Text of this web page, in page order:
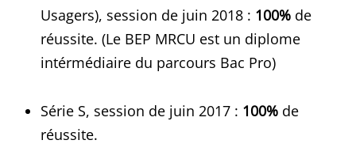
Usagers), session de juin 2018 : 100% de
réussite. (Le BEP MRCU est un diplome
intérmédiaire du parcours Bac Pro)
Série S, session de juin 2017 : 100% de
réussite.